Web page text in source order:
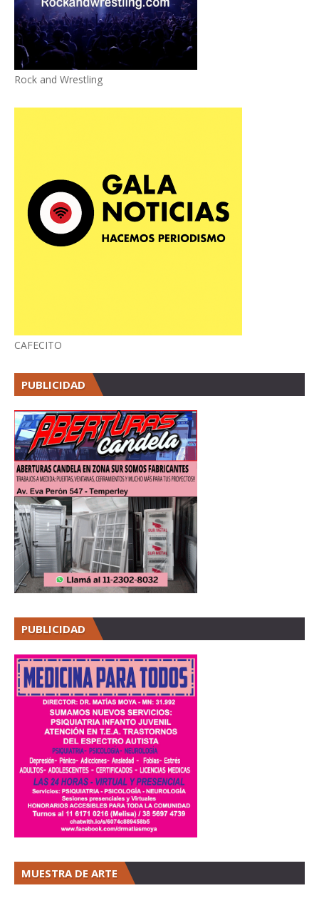
Rock and Wrestling
CAFECITO
PUBLICIDAD
PUBLICIDAD
MUESTRA DE ARTE